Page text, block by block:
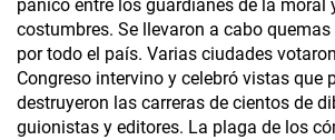
pánico entre los guardianes de la moral
costumbres. Se llevaron a cabo
por todo el país. Varias ciudades
Congreso intervino y celebró vistas que
destruyeron las carreras de cientos de
guionistas y editores. La plaga de los